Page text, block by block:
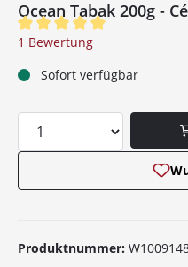
Ocean Tabak 200g -
Durchschnittliche
1 Bewertung
Sofort verfügbar
Produkt Anzahl:
Produktnummer: